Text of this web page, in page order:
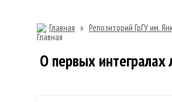
Главная » Репозиторий ГрГУ им.
О первых